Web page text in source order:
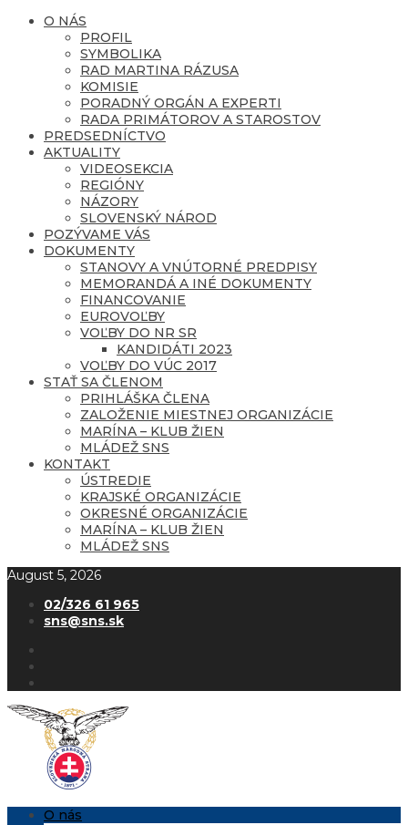
O NÁS
PROFIL
SYMBOLIKA
RAD MARTINA RÁZUSA
KOMISIE
PORADNÝ ORGÁN A EXPERTI
RADA PRIMÁTOROV A STAROSTOV
PREDSEDNÍCTVO
AKTUALITY
VIDEOSEKCIA
REGIÓNY
NÁZORY
SLOVENSKÝ NÁROD
POZÝVAME VÁS
DOKUMENTY
STANOVY A VNÚTORNÉ PREDPISY
MEMORANDÁ A INÉ DOKUMENTY
FINANCOVANIE
EUROVOĽBY
VOĽBY DO NR SR
KANDIDÁTI 2023
VOĽBY DO VÚC 2017
STAŤ SA ČLENOM
PRIHLÁŠKA ČLENA
ZALOŽENIE MIESTNEJ ORGANIZÁCIE
MARÍNA – KLUB ŽIEN
MLÁDEŽ SNS
KONTAKT
ÚSTREDIE
KRAJSKÉ ORGANIZÁCIE
OKRESNÉ ORGANIZÁCIE
MARÍNA – KLUB ŽIEN
MLÁDEŽ SNS
August 5, 2026
02/326 61 965
sns@sns.sk
O nás